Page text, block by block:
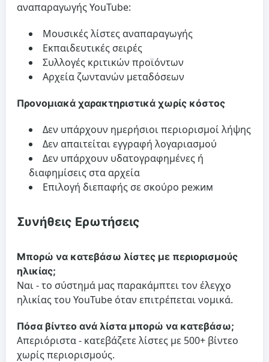
αναπαραγωγής YouTube:
Μουσικές λίστες αναπαραγωγής
Εκπαιδευτικές σειρές
Συλλογές κριτικών προϊόντων
Αρχεία ζωντανών μεταδόσεων
Προνομιακά χαρακτηριστικά χωρίς κόστος
Δεν υπάρχουν ημερήσιοι περιορισμοί λήψης
Δεν απαιτείται εγγραφή λογαριασμού
Δεν υπάρχουν υδατογραφημένες ή
διαφημίσεις στα αρχεία
Επιλογή διεπαφής σε σκούρο режим
Συνήθεις Ερωτήσεις
Μπορώ να κατεβάσω λίστες με περιορισμούς
ηλικίας;
Ναι - το σύστημά μας παρακάμπτει τον έλεγχο
ηλικίας του YouTube όταν επιτρέπεται νομικά.
Πόσα βίντεο ανά λίστα μπορώ να κατεβάσω;
Απεριόριστα - κατεβάζετε λίστες με 500+ βίντεο
χωρίς περιορισμούς.